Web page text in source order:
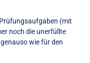
(mit
noch die unerfüllte
wie für den